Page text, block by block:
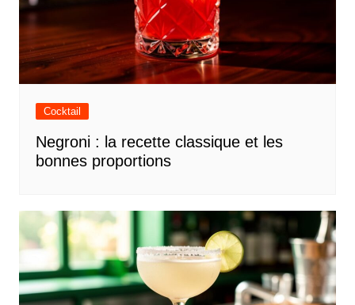
Cocktail
Negroni : la recette classique et les
bonnes proportions